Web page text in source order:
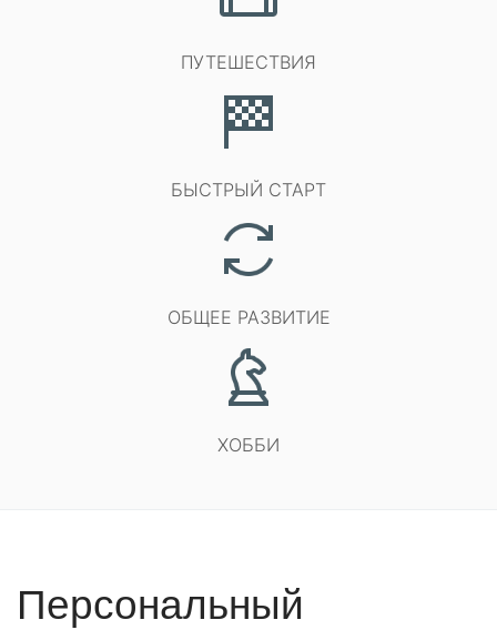
ПУТЕШЕСТВИЯ
БЫСТРЫЙ СТАРТ
ОБЩЕЕ РАЗВИТИЕ
ХОББИ
Персональный